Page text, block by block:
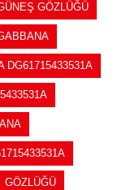
GÖZLÜĞÜ
DG61715433531A
GÖZLÜĞÜ